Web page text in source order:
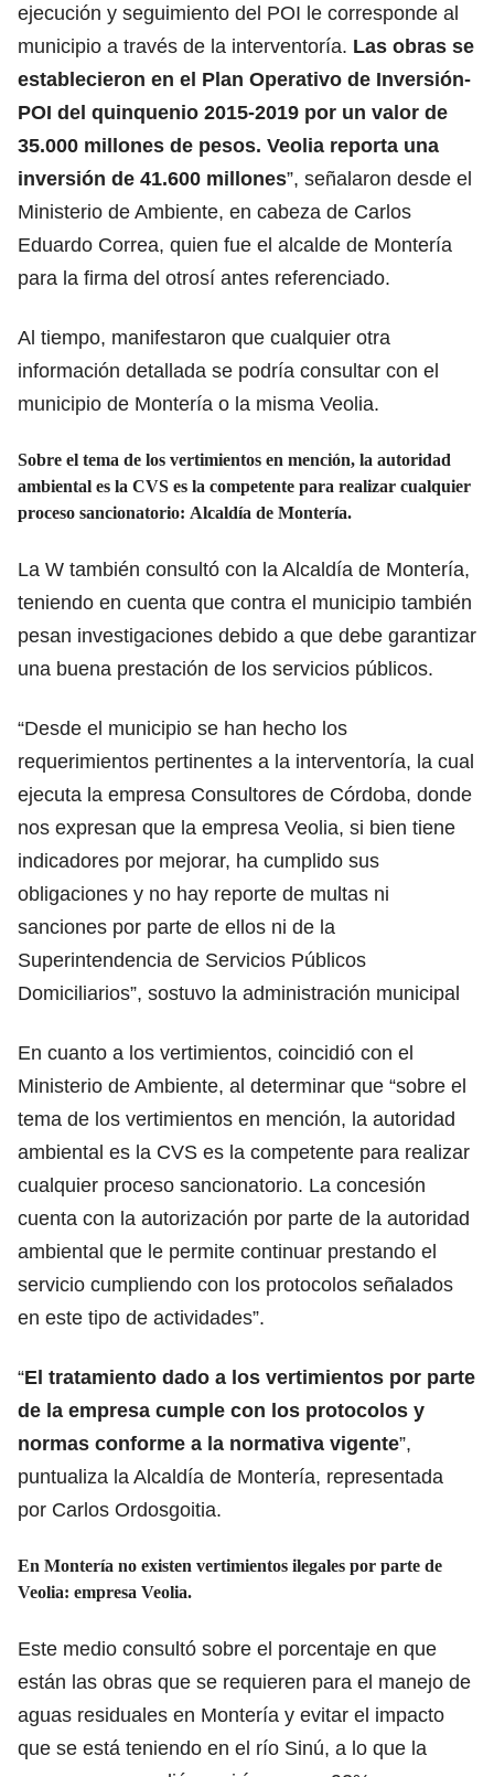
ejecución y seguimiento del POI le corresponde al
municipio a través de la interventoría. Las obras se
establecieron en el Plan Operativo de Inversión-
POI del quinquenio 2015-2019 por un valor de
35.000 millones de pesos. Veolia reporta una
inversión de 41.600 millones”, señalaron desde el
Ministerio de Ambiente, en cabeza de Carlos
Eduardo Correa, quien fue el alcalde de Montería
para la firma del otrosí antes referenciado.
Al tiempo, manifestaron que cualquier otra
información detallada se podría consultar con el
municipio de Montería o la misma Veolia.
Sobre el tema de los vertimientos en mención, la autoridad
ambiental es la CVS es la competente para realizar cualquier
proceso sancionatorio: Alcaldía de Montería.
La W también consultó con la Alcaldía de Montería,
teniendo en cuenta que contra el municipio también
pesan investigaciones debido a que debe garantizar
una buena prestación de los servicios públicos.
“Desde el municipio se han hecho los
requerimientos pertinentes a la interventoría, la cual
ejecuta la empresa Consultores de Córdoba, donde
nos expresan que la empresa Veolia, si bien tiene
indicadores por mejorar, ha cumplido sus
obligaciones y no hay reporte de multas ni
sanciones por parte de ellos ni de la
Superintendencia de Servicios Públicos
Domiciliarios”, sostuvo la administración municipal
En cuanto a los vertimientos, coincidió con el
Ministerio de Ambiente, al determinar que “sobre el
tema de los vertimientos en mención, la autoridad
ambiental es la CVS es la competente para realizar
cualquier proceso sancionatorio. La concesión
cuenta con la autorización por parte de la autoridad
ambiental que le permite continuar prestando el
servicio cumpliendo con los protocolos señalados
en este tipo de actividades”.
“El tratamiento dado a los vertimientos por parte
de la empresa cumple con los protocolos y
normas conforme a la normativa vigente”,
puntualiza la Alcaldía de Montería, representada
por Carlos Ordosgoitia.
En Montería no existen vertimientos ilegales por parte de
Veolia: empresa Veolia.
Este medio consultó sobre el porcentaje en que
están las obras que se requieren para el manejo de
aguas residuales en Montería y evitar el impacto
que se está teniendo en el río Sinú, a lo que la